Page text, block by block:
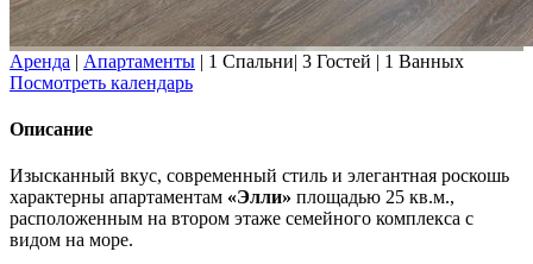
Аренда | Апартаменты | 1 Спальни| 3 Гостей | 1 Ванных
Посмотреть календарь
Описание
Изысканный вкус, современный стиль и элегантная роскошь
характерны апартаментам «Элли» площадью 25 кв.м.,
расположенным на втором этаже семейного комплекса с
видом на море.